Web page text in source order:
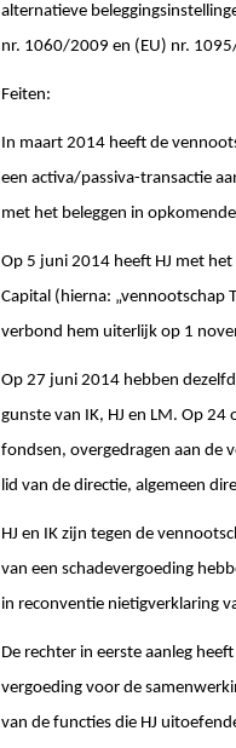
alternatieve
nr. 1060/2009 en (EU) nr.
Feiten:
In maart 2014 heeft de
een activa/passiva-transactie
met het beleggen in
Op 5 juni 2014 heeft HJ met
Capital (hierna: „vennootschap
verbond hem uiterlijk op 1
Op 27 juni 2014 hebben
gunste van IK, HJ en LM. Op
fondsen, overgedragen aan de
lid van de directie, algemeen
HJ en IK zijn tegen de
van een schadevergoeding
in reconventie nietigverklaring
De rechter in eerste aanleg
vergoeding voor de
van de functies die HJ